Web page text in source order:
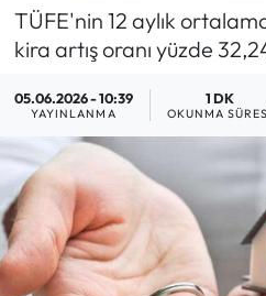
TÜFE'nin 12 aylık
kira artış oranı yüzde
05.06.2026 - 10:39
YAYINLANMA
1 DK
OKUNMA
İşveren
Araştırma-Rapor